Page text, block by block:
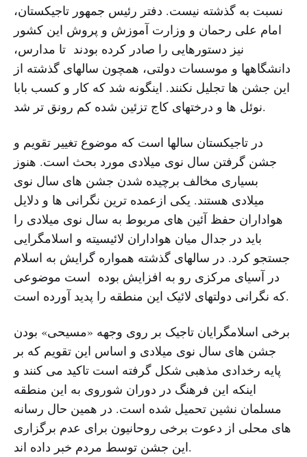
نسبت به گذشته نیست. دفتر رئیس جمهور تاجیکستان،
امام علی رحمان و وزارت آموزش و پروش این کشور
نیز دستورهایی را صادر کرده بودند تا مدارس،
دانشگاهها و موسسات دولتی، همچون سالهای گذشته از
این جشن ها تجلیل نکنند. اینگونه شد که کار و کسب بابا
نوئل ها و درختهای کاج تزئین شده کم رونق تر شد.
در تاجیکستان سالها است که موضوع تغییر تقویم و
جشن گرفتن سال نوی میلادی مورد بحث است. هنوز
بسیاری مخالف برچیده شدن جشن های سال نوی
میلادی هستند. یکی ازعمده ترین نگرانی ها و دلایل
هواداران حفظ آئین های مربوط به سال نوی میلادی را
باید در جدال میان هواداران لائیسیته و اسلامگرایی
جستجو کرد. در سالهای گذشته همواره گرایش به اسلام
در آسیای مرکزی رو به افزایش بوده است موضوعی
که نگرانی دولتهای لائیک این منطقه را پدید آورده است.
برخی اسلامگرایان تاجیک بر روی وجهه «مسیحی» بودن
جشن های سال نوی میلادی و اساس این تقویم که بر
پایه رخدادی مذهبی شکل گرفته است تاکید می کنند و
اینکه این فرهنگ در دوران شوروی به این منطقه
مسلمان نشین تحمیل شده است. در همین حال رسانه
های محلی از دعوت برخی روحانیون برای عدم برگزاری
این جشن توسط مردم خبر داده اند.